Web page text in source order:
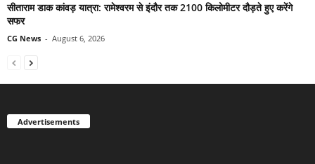
सीताराम डाक कांवड़ यात्रा: रामेश्वरम से इंदौर तक 2100 किलोमीटर दौड़ते हुए करेंगे
सफर
CG News - August 6, 2026
Advertisements